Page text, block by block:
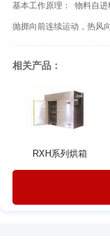
基本工作原理： 物料自进
抛掷向前连续运动，热风
相关产品：
RXH系列烘箱